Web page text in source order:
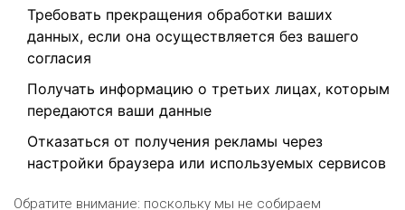
Требовать прекращения обработки ваших
данных, если она осуществляется без вашего
согласия
Получать информацию о третьих лицах, которым
передаются ваши данные
Отказаться от получения рекламы через
настройки браузера или используемых сервисов
Обратите внимание: поскольку мы не собираем